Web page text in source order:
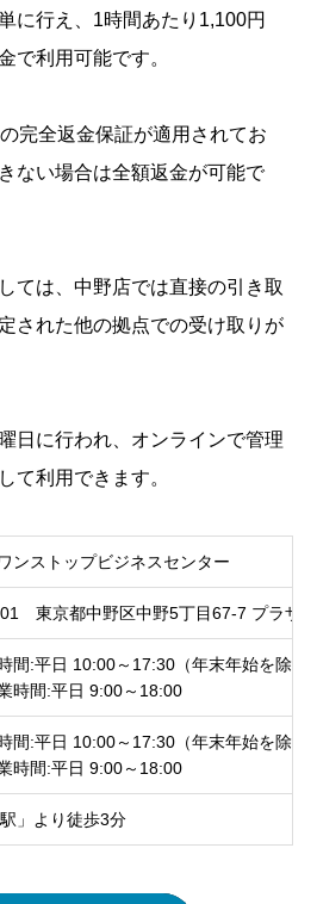
に行え、1時間あたり1,100円
で利用可能です。
完全返金保証が適用されてお
ない場合は全額返金が可能で
ては、中野店では直接の引き取
された他の拠点での受け取りが
日に行われ、オンラインで管理
て利用できます。
ンストップビジネスセンター
東京都中野区中野5丁目67-7 プラザ
間:平日 10:00～17:30（年末年始を除く
時間:平日 9:00～18:00
間:平日 10:00～17:30（年末年始を除く
時間:平日 9:00～18:00
」より徒歩3分